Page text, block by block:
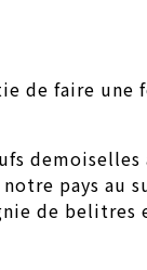
de faire une
pays au
de belitres